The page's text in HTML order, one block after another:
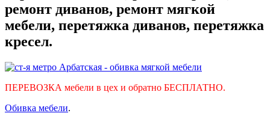
ремонт диванов, ремонт мягкой
мебели, перетяжка диванов, перетяжка
кресел.
ПЕРЕВОЗКА мебели в цех и обратно БЕСПЛАТНО.
Обивка мебели.